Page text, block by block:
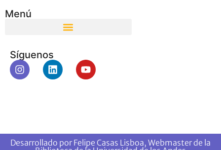
Menú
Síguenos
Desarrollado por Felipe Casas Lisboa, Webmaster de la